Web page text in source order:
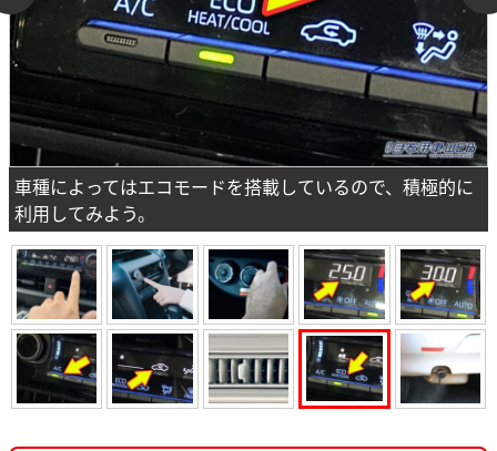
車種によってはエコモードを搭載しているので、積極的に
利用してみよう。